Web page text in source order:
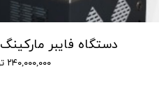
دستگاه فایبر مارکینگ 50 وات X1SIM
۲۴۰,۰۰۰,۰۰۰ تومان